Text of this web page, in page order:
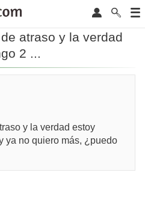
atraso y la verdad
2 ...
y la verdad estoy
ya no quiero más, ¿puedo